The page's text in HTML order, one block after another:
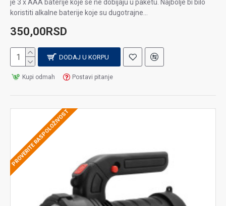
je 3 x AAA baterije koje se ne dobijaju u paketu. Najbolje bi bilo
koristiti alkalne baterije koje su dugotrajne...
350,00RSD
DODAJ U KORPU
Kupi odmah Postavi pitanje
PROVERITE RASPOLOŽIVOST